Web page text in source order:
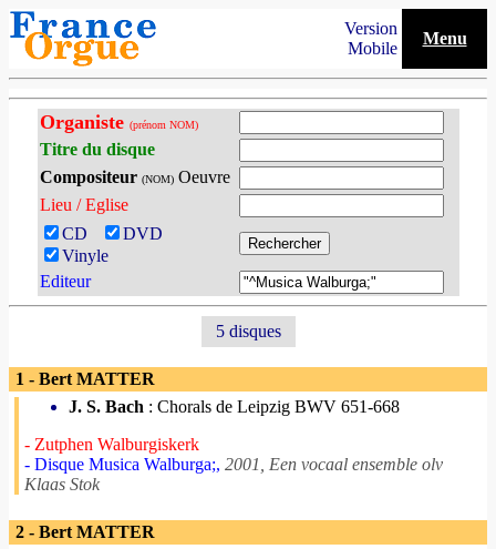
Version
Mobile
Menu
Organiste (prénom NOM)
Titre du disque
Compositeur (NOM)Oeuvre
Lieu / Eglise
CD
DVD
Vinyle
Editeur
5 disques
1 - Bert MATTER
J. S. Bach : Chorals de Leipzig BWV 651-668
- Zutphen Walburgiskerk
- Disque Musica Walburga;, 2001, Een vocaal ensemble olv
Klaas Stok
2 - Bert MATTER